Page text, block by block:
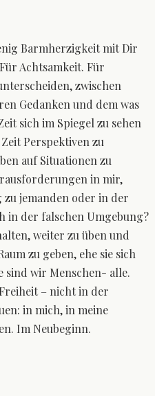
Barmherzigkeit mit Dir
Achtsamkeit. Für
zwischen
Gedanken und dem was
sich im Spiegel zu sehen
Perspektiven zu
auf Situationen zu
in mir,
zu jemanden oder in der
in der falschen Umgebung?
weiter zu üben und
zu geben, ehe sie sich
sind wir Menschen- alle.
– nicht in der
in mich, in meine
Im Neubeginn.